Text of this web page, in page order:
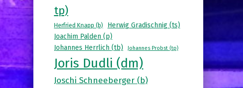
tp)
Herfried Knapp (b)
Herwig Gradischnig (ts)
Joachim Palden (p)
Johannes Herrlich (tb)
Johannes Probst (tp)
Joris Dudli (dm)
Joschi Schneeberger (b)